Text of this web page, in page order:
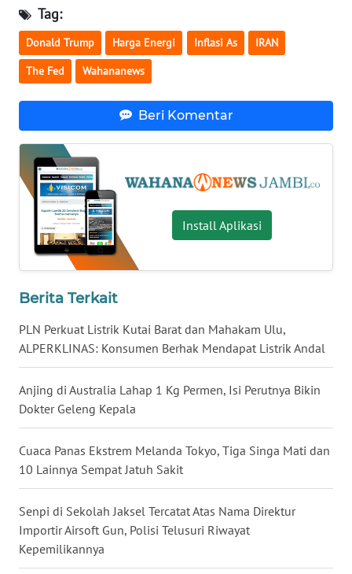
Tag:
Donald Trump Harga Energi Inflasi As IRAN
The Fed Wahananews
Beri Komentar
Install Aplikasi
Berita Terkait
PLN Perkuat Listrik Kutai Barat dan Mahakam Ulu,
ALPERKLINAS: Konsumen Berhak Mendapat Listrik Andal
Anjing di Australia Lahap 1 Kg Permen, Isi Perutnya Bikin
Dokter Geleng Kepala
Cuaca Panas Ekstrem Melanda Tokyo, Tiga Singa Mati dan
10 Lainnya Sempat Jatuh Sakit
Senpi di Sekolah Jaksel Tercatat Atas Nama Direktur
Importir Airsoft Gun, Polisi Telusuri Riwayat
Kepemilikannya
WN
LAMPUNG
WN
JATENG
NUSANTARA
WN
JOGJA
WN
JATIM
WN
WN
WN
KALTENG
WN
KALTARA
WN
KALSEL